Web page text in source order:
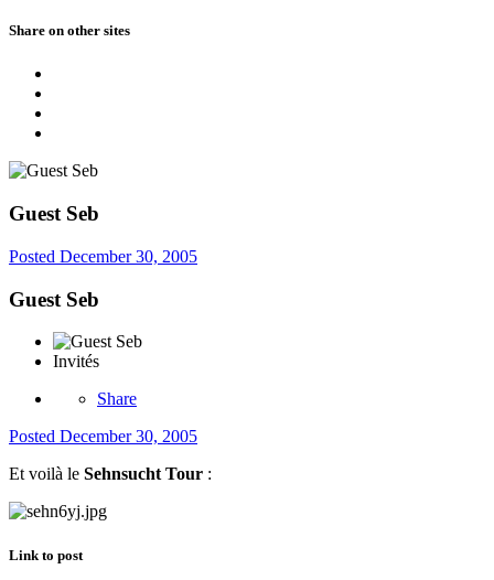
Share on other sites
Guest Seb
Posted December 30, 2005
Guest Seb
Invités
Share
Posted December 30, 2005
Et voilà le Sehnsucht Tour :
Link to post